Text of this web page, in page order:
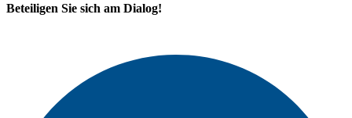
Beteiligen Sie sich am Dialog!